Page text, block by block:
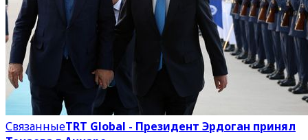
СвязанныеTRT Global - Президент Эрдоган принял